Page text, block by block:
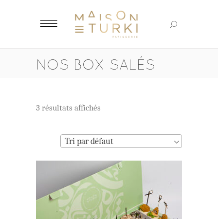
NOS BOX SALÉS
3 résultats affichés
Tri par défaut